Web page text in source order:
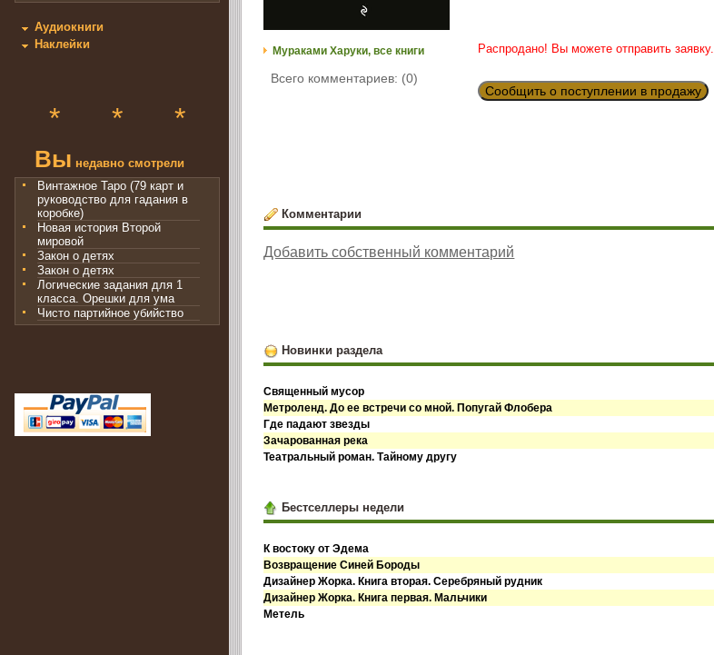
Аудиокниги
Наклейки
* * *
Вы недавно смотрели
Винтажное Таро (79 карт и
руководство для гадания в
коробке)
Новая история Второй
мировой
Закон о детях
Закон о детях
Логические задания для 1
класса. Орешки для ума
Чисто партийное убийство
Мураками Харуки, все книги
Всего комментариев: (0)
Распродано! Вы можете отправить заявку.
Сообщить о поступлении в продажу
Комментарии
Добавить собственный комментарий
Новинки раздела
Священный мусор
Метроленд. До ее встречи со мной. Попугай Флобера
Где падают звезды
Зачарованная река
Театральный роман. Тайному другу
Бестселлеры недели
К востоку от Эдема
Возвращение Синей Бороды
Дизайнер Жорка. Книга вторая. Серебряный рудник
Дизайнер Жорка. Книга первая. Мальчики
Метель